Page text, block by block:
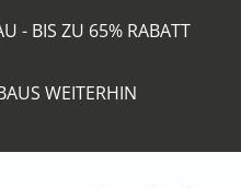
- BIS ZU 65% RABATT
WEITERHIN